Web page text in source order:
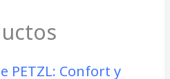
PETZL: Confort y